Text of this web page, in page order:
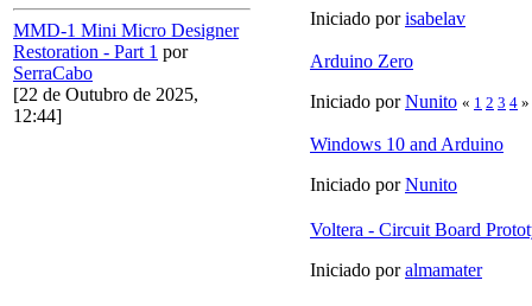
MMD-1 Mini Micro Designer
Restoration - Part 1 por
SerraCabo
[22 de Outubro de 2025,
12:44]
Iniciado porisabelav
Arduino Zero
Iniciado porNunito « 1 2 3 4 »
Windows 10 and Arduino
Iniciado porNunito
Voltera - Circuit Board
Iniciado poralmamater